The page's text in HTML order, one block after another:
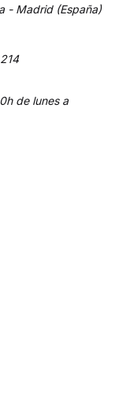
- Madrid (España)
de lunes a